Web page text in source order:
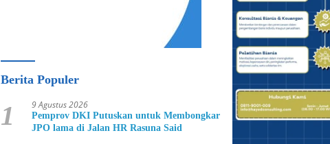
Berita Populer
1 9 Agustus 2026
Pemprov DKI Putuskan untuk Membongkar
JPO lama di Jalan HR Rasuna Said